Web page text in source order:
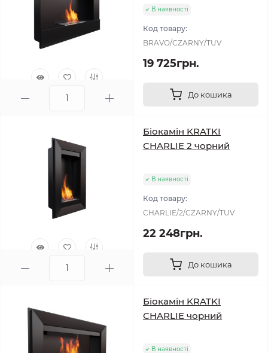
В наявності
Код товару:
BRAVO/CZARNY/TUV
19 725грн.
До кошика
Біокамін KRATKI
CHARLIE 2 чорний
В наявності
Код товару:
CHARLIE/2/CZARNY/TUV
22 248грн.
До кошика
Біокамін KRATKI
CHARLIE чорний
В наявності